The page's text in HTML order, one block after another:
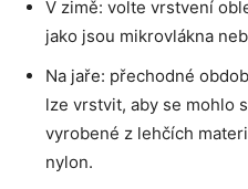
V zimě: volte vrstvení
jako jsou mikrovlákna
Na jaře: přechodné
lze vrstvit, aby se mohlo
vyrobené z lehčích
nylon.